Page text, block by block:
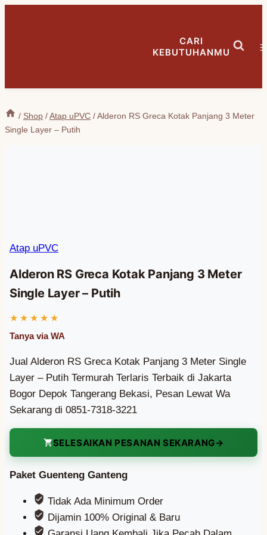
CARI
KEBUTUHANMU
/ Shop /Atap uPVC /Alderon RS Greca Kotak Panjang 3 Meter
Single Layer – Putih
Atap uPVC
Alderon RS Greca Kotak Panjang 3 Meter
Single Layer – Putih
Jual Alderon RS Greca Kotak Panjang 3 Meter Single
Layer – Putih Termurah Terlaris Terbaik di Jakarta
Bogor Depok Tangerang Bekasi, Pesan Lewat Wa
Sekarang di 0851-7318-3221
SELESAIKAN PESANAN SEKARANG
Paket Guenteng Ganteng
Tidak Ada Minimum Order
Dijamin 100% Original & Baru